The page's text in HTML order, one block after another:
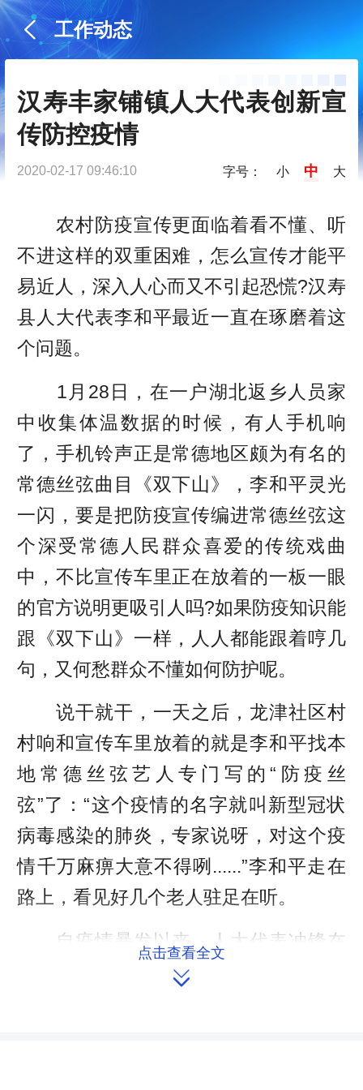
工作动态
汉寿丰家铺镇人大代表创新宣
传防控疫情
2020-02-17 09:46:10 字号： 小 中 大
农村防疫宣传更面临着看不懂、听
不进这样的双重困难，怎么宣传才能平
易近人，深入人心而又不引起恐慌?汉寿
县人大代表李和平最近一直在琢磨着这
个问题。
1月28日，在一户湖北返乡人员家
中收集体温数据的时候，有人手机响
了，手机铃声正是常德地区颇为有名的
常德丝弦曲目《双下山》，李和平灵光
一闪，要是把防疫宣传编进常德丝弦这
个深受常德人民群众喜爱的传统戏曲
中，不比宣传车里正在放着的一板一眼
的官方说明更吸引人吗?如果防疫知识能
跟《双下山》一样，人人都能跟着哼几
句，又何愁群众不懂如何防护呢。
说干就干，一天之后，龙津社区村
村响和宣传车里放着的就是李和平找本
地常德丝弦艺人专门写的“防疫丝
弦”了：“这个疫情的名字就叫新型冠状
病毒感染的肺炎，专家说呀，对这个疫
情千万麻痹大意不得咧......”李和平走在
路上，看见好几个老人驻足在听。
自疫情暴发以来，人大代表冲锋在
前，不怕工作辛苦，生怕有遗漏。摸排
点击查看全文
